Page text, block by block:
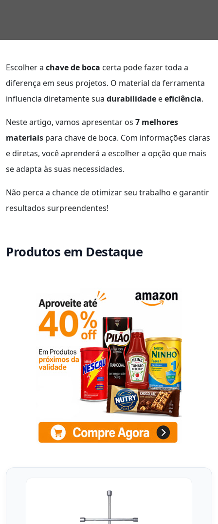
Escolher a chave de boca certa pode fazer toda a
diferença em seus projetos. O material da ferramenta
influencia diretamente sua durabilidade eeficiência.
Neste artigo, vamos apresentar os 7 melhores
materiais para chave de boca. Com informações claras
e diretas, você aprenderá a escolher a opção que mais
se adapta às suas necessidades.
Não perca a chance de otimizar seu trabalho e garantir
resultados surpreendentes!
Produtos em Destaque